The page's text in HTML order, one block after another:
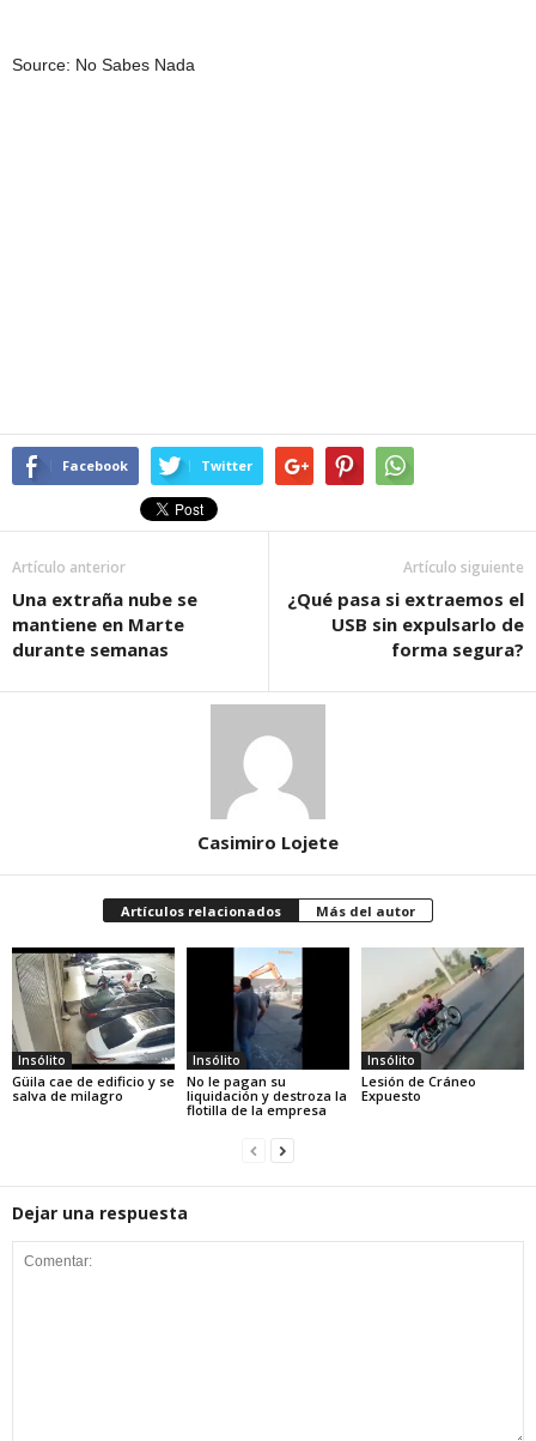
Source: No Sabes Nada
Facebook Twitter
Artículo anterior
Una extraña nube se
mantiene en Marte
durante semanas
Artículo siguiente
¿Qué pasa si extraemos el
USB sin expulsarlo de
forma segura?
Casimiro Lojete
Artículos relacionados Más del autor
Insólito
Güila cae de edificio y se
salva de milagro
Insólito
No le pagan su
liquidación y destroza la
flotilla de la empresa
Insólito
Lesión de Cráneo
Expuesto
Dejar una respuesta